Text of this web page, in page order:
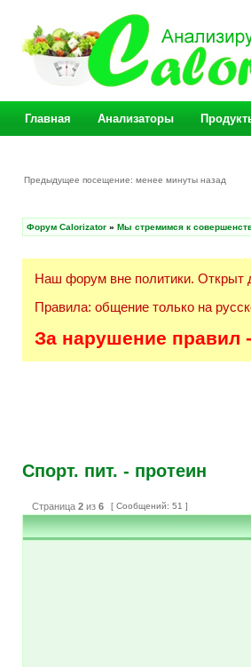
Главная Анализаторы
Предыдущее посещение: менее минуты назад
Форум Calorizator » Мы стремимся к
Наш форум вне политики. Открыт
Правила: общение только на
За нарушение правил
Спорт. пит. - протеин
Страница 2 из 6 [ Сообщений: 51 ]